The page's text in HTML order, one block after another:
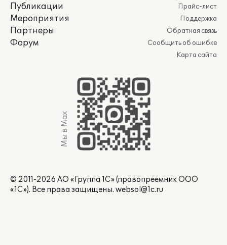
Публикации
Мероприятия
Партнеры
Форум
Прайс-лист
Поддержка
Обратная связь
Сообщить об ошибке
Карта сайта
Мы в Max
© 2011-2026 АО «Группа 1С» (правопреемник ООО
«1С»). Все права защищены. websol@1c.ru